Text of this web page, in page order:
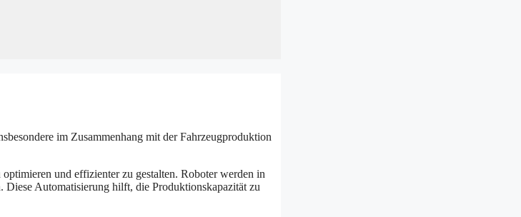
im Zusammenhang mit der Fahrzeugproduktion
und effizienter zu gestalten. Roboter werden in
Automatisierung hilft, die Produktionskapazität zu